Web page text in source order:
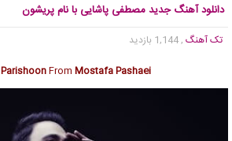
دانلود آهنگ جدید مصطفی پاشایی با نام پریشون
تک آهنگ , 1,144 بازدید
ParishoonFrom Mostafa Pashaei